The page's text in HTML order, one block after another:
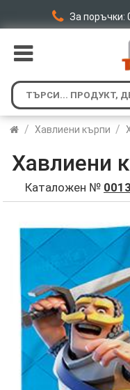
За поръчки:
/ Хавлиени кърпи /
Хавлиени
Каталожен №